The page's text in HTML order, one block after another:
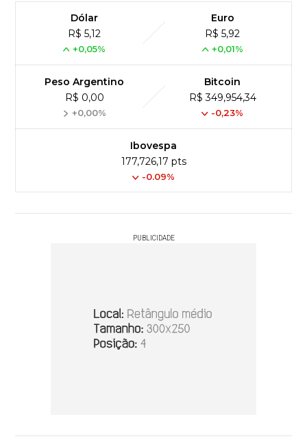
Dólar
R$ 5,12
+0,05%
Euro
R$ 5,92
+0,01%
Peso Argentino
R$ 0,00
+0,00%
Bitcoin
R$ 349,954,34
-0,23%
Ibovespa
177,726,17 pts
-0.09%
PUBLICIDADE